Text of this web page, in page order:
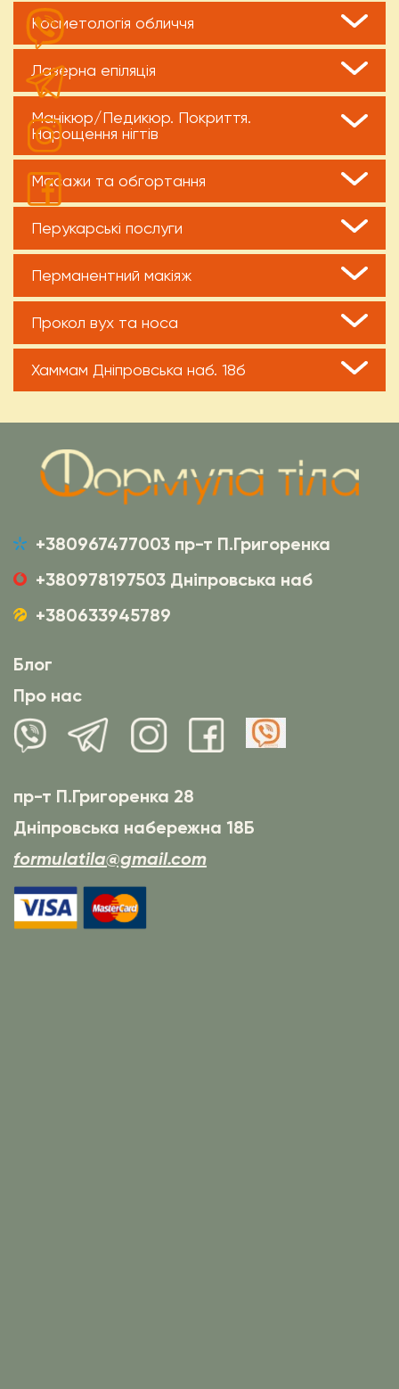
Косметологія обличчя
Лазерна епіляція
Манікюр/Педикюр. Покриття.
Нарощення нігтів
Масажи та обгортання
Перукарські послуги
Перманентний макіяж
Прокол вух та носа
Хаммам Дніпровська наб. 18б
+380967477003 пр-т П.Григоренка
+380978197503 Дніпровська наб
+380633945789
Блог
Про нас
пр-т П.Григоренка 28
Дніпровська набережна 18Б
formulatila@gmail.com